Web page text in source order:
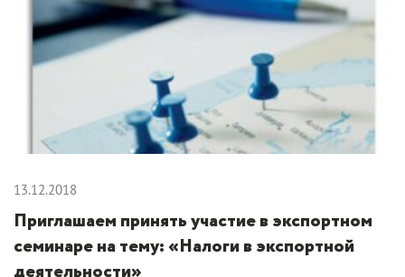
13.12.2018
Приглашаем принять участие в экспортном
семинаре на тему: «Налоги в экспортной